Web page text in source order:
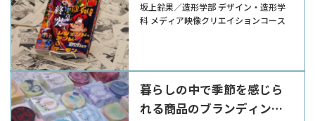
坂上鈴果／造形学部 デザイン・造形学
科 メディア映像クリエイションコース
暮らしの中で季節を感じら
れる商品のブランディング